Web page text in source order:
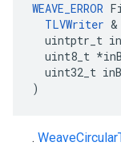
WEAVE_ERROR
TLVWriter
uintptr_t
uint8_t
uint32_t
)
.